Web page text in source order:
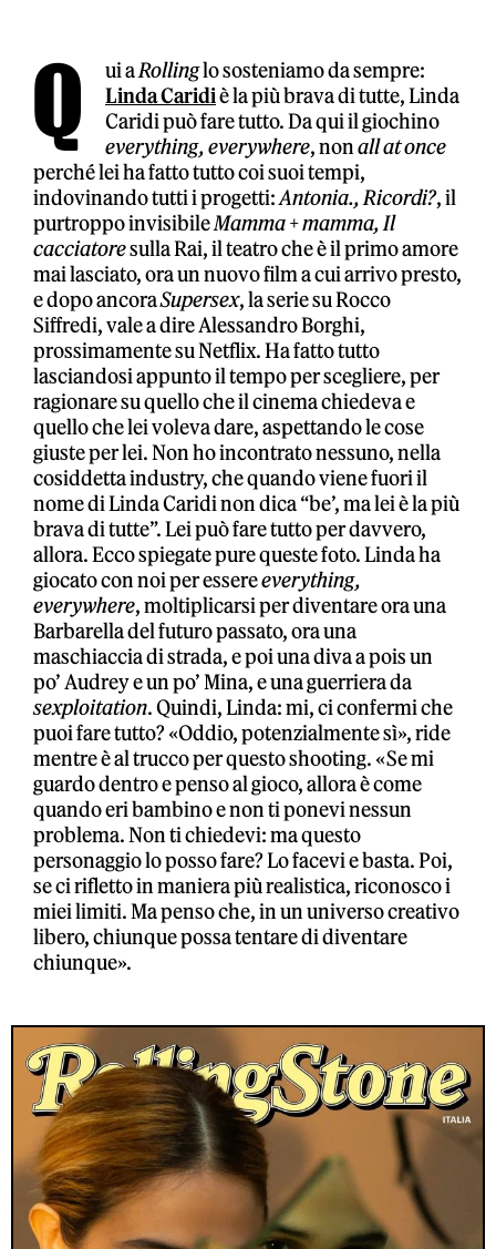
Q ui aRollinglo sosteniamo da sempre:
Linda Caridiè la più brava di tutte, Linda
Caridi può fare tutto. Da qui il giochino
everything, everywhere, nonall at once
perché lei ha fatto tutto coi suoi tempi,
indovinando tutti i progetti:Antonia., Ricordi?, il
purtroppo invisibileMamma + mamma, Il
cacciatoresulla Rai, il teatro che è il primo amore
mai lasciato, ora un nuovo film a cui arrivo presto,
e dopo ancoraSupersex, la serie su Rocco
Siffredi, vale a dire Alessandro Borghi,
prossimamente su Netflix. Ha fatto tutto
lasciandosi appunto il tempo per scegliere, per
ragionare su quello che il cinema chiedeva e
quello che lei voleva dare, aspettando le cose
giuste per lei. Non ho incontrato nessuno, nella
cosiddetta industry, che quando viene fuori il
nome di Linda Caridi non dica “be’, ma lei è la più
brava di tutte”. Lei può fare tutto per davvero,
allora. Ecco spiegate pure queste foto. Linda ha
giocato con noi per essereeverything,
everywhere, moltiplicarsi per diventare ora una
Barbarella del futuro passato, ora una
maschiaccia di strada, e poi una diva a pois un
po’ Audrey e un po’ Mina, e una guerriera da
sexploitation. Quindi, Linda: mi, ci confermi che
puoi fare tutto? «Oddio, potenzialmente sì», ride
mentre è al trucco per questo shooting. «Se mi
guardo dentro e penso al gioco, allora è come
quando eri bambino e non ti ponevi nessun
problema. Non ti chiedevi: ma questo
personaggio lo posso fare? Lo facevi e basta. Poi,
se ci rifletto in maniera più realistica, riconosco i
miei limiti. Ma penso che, in un universo creativo
libero, chiunque possa tentare di diventare
chiunque».